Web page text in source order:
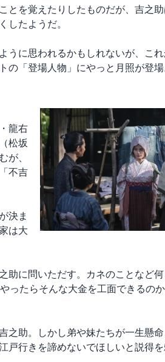
とを覚えたりしたものだが、吉之
したようだ。
うに思われるかもしれないが、こ
の「登場人物」にやっと月照が登
龍右
松坂
が、
不吉
決ま
は大
助に問いただす。カネのことなど
ったらそんな大金を工面できるの
之助。しかし弟や妹たちが一生懸
戸行きを諦めないでほしいと説得を